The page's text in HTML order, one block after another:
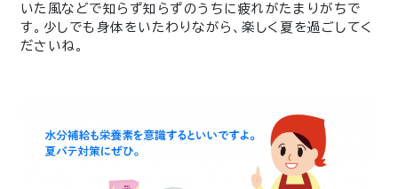
いた風などで知らず知らずのうちに疲れがたまりがちで
す。少しでも身体をいたわりながら、楽しく夏を過ごしてく
ださいね。